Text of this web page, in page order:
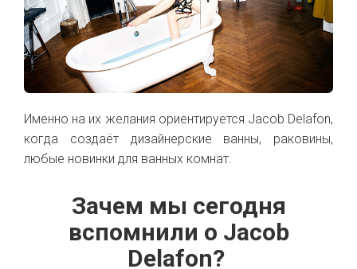
Именно на их желания ориентируется Jacob Delafon,
когда создаёт дизайнерские ванны, раковины,
любые новинки для ванных комнат.
Зачем мы сегодня
вспомнили о Jacob
Delafon?